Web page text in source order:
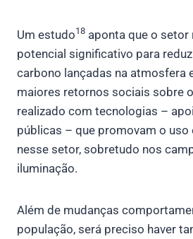
Um estudo18 aponta que o setor
potencial significativo para
carbono lançadas na atmosfera
maiores retornos sociais sobre
realizado com tecnologias –
públicas – que promovam o uso
nesse setor, sobretudo nos
iluminação.
Além de mudanças
população, será preciso haver